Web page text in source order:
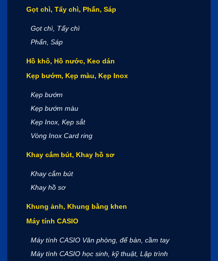
Gọt chì, Tẩy chì, Phấn, Sáp
Gọt chì, Tẩy chì
Phấn, Sáp
Hồ khô, Hồ nước, Keo dán
Kẹp bướm, Kẹp màu, Kẹp Inox
Kẹp bướm
Kẹp bướm màu
Kẹp Inox, Kẹp sắt
Vòng Inox Card ring
Khay cắm bút, Khay hồ sơ
Khay cắm bút
Khay hồ sơ
Khung ảnh, Khung bằng khen
Máy tính CASIO
Máy tính CASIO Văn phòng, để bàn, cầm tay
Máy tính CASIO học sinh, kỹ thuật, Lập trình